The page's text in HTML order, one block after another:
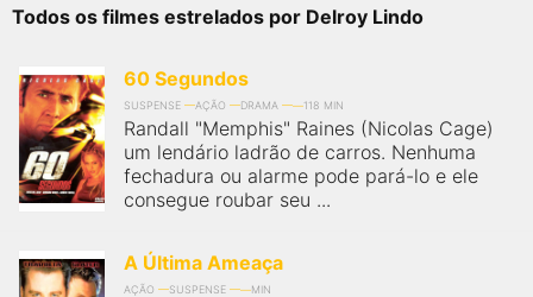
Todos os filmes estrelados por Delroy Lindo
60 Segundos
SUSPENSE AÇÃO DRAMA 118 MIN
Randall "Memphis" Raines (Nicolas Cage)
um lendário ladrão de carros. Nenhuma
fechadura ou alarme pode pará-lo e ele
consegue roubar seu ...
A Última Ameaça
AÇÃO SUSPENSE MIN